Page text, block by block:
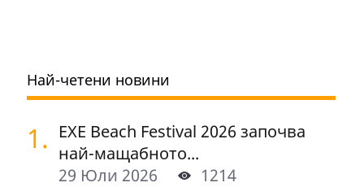
Най-четени новини
1. EXE Beach Festival 2026 започва
най-мащабното...
29 Юли 2026
1214